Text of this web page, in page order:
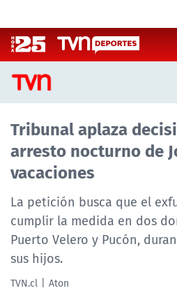
CASTING MASTERCHEF CHILE
CASTING TVN VERTICAL
TVN VERTICAL
TVN PLAY
PROGRAMAS
Tribunal aplaza
arresto nocturno de
vacaciones
La petición busca que el
cumplir la medida en dos
Puerto Velero y Pucón,
sus hijos.
TVN.cl Aton